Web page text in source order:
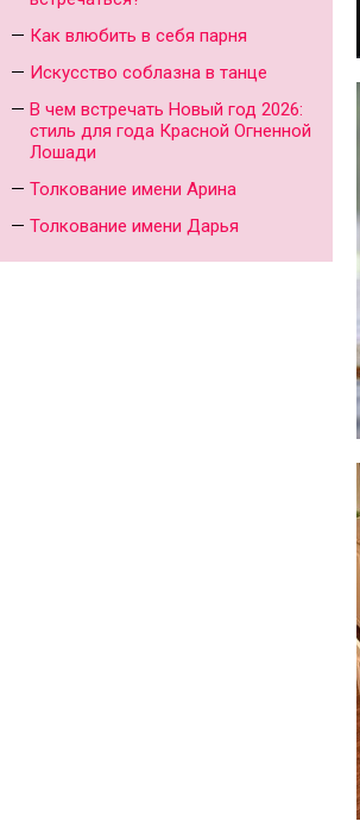
Как влюбить в себя парня
Искусство соблазна в танце
В чем встречать Новый год 2026:
стиль для года Красной Огненной
Лошади
Толкование имени Арина
Толкование имени Дарья